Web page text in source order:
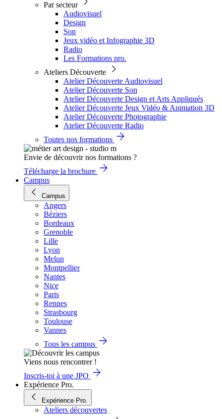
Par secteur
Audiovisuel
Design
Son
Jeux vidéo et Infographie 3D
Radio
Les Formations pro.
Ateliers Découverte
Atelier Découverte Audiovisuel
Atelier Découverte Son
Atelier Découverte Design et Arts Appliqués
Atelier Découverte Jeux Vidéo & Animation 3D
Atelier Découverte Photographie
Atelier Découverte Radio
Toutes nos formations
Envie de découvrir nos formations ?
Télécharge la brochure
Campus
Campus
Angers
Béziers
Bordeaux
Grenoble
Lille
Lyon
Melun
Montpellier
Nantes
Nice
Paris
Rennes
Strasbourg
Toulouse
Vannes
Tous les campus
Viens nous rencontrer !
Inscris-toi à une JPO
Expérience Pro.
Expérience Pro.
Ateliers découvertes